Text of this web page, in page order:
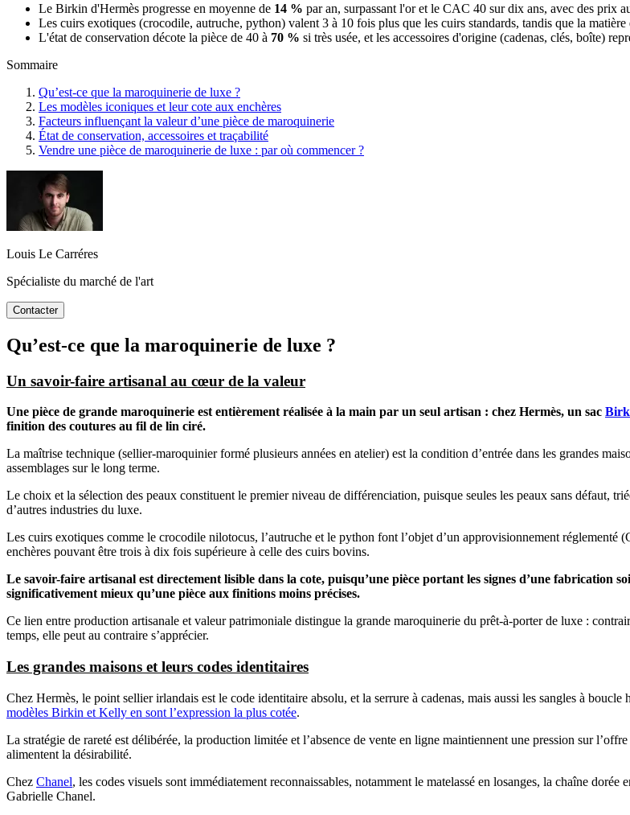
Le Birkin d'Hermès progresse en moyenne de 14 % par an, surpassant l'or et le CAC 40 sur dix ans, avec des prix
Les cuirs exotiques (crocodile, autruche, python) valent 3 à 10 fois plus que les cuirs standards, tandis que la
L'état de conservation décote la pièce de 40 à 70 % si très usée, et les accessoires d'origine (cadenas, clés, boîte)
Sommaire
Qu’est-ce que la maroquinerie de luxe ?
Les modèles iconiques et leur cote aux enchères
Facteurs influençant la valeur d’une pièce de maroquinerie
État de conservation, accessoires et traçabilité
Vendre une pièce de maroquinerie de luxe : par où commencer ?
Louis Le Carréres
Spécialiste du marché de l'art
Contacter
Qu’est-ce que la maroquinerie de luxe ?
Un savoir-faire artisanal au cœur de la valeur
Une pièce de grande maroquinerie est entièrement réalisée à la main par un seul artisan : chez Hermès, un sac
finition des coutures au fil de lin ciré.
La maîtrise technique (sellier-maroquinier formé plusieurs années en atelier) est la condition d’entrée dans les grandes
assemblages sur le long terme.
Le choix et la sélection des peaux constituent le premier niveau de différenciation, puisque seules les peaux sans défaut,
d’autres industries du luxe.
Les cuirs exotiques comme le crocodile nilotocus, l’autruche et le python font l’objet d’un approvisionnement
enchères pouvant être trois à dix fois supérieure à celle des cuirs bovins.
Le savoir-faire artisanal est directement lisible dans la cote, puisqu’une pièce portant les signes d’une fabrication
significativement mieux qu’une pièce aux finitions moins précises.
Ce lien entre production artisanale et valeur patrimoniale distingue la grande maroquinerie du prêt-à-porter de luxe :
temps, elle peut au contraire s’apprécier.
Les grandes maisons et leurs codes identitaires
Chez Hermès, le point sellier irlandais est le code identitaire absolu, et la serrure à cadenas, mais aussi les sangles à
modèles Birkin et Kelly en sont l’expression la plus cotée.
La stratégie de rareté est délibérée, la production limitée et l’absence de vente en ligne maintiennent une pression sur
alimentent la désirabilité.
Chez Chanel, les codes visuels sont immédiatement reconnaissables, notamment le matelassé en losanges, la chaîne
Gabrielle Chanel.